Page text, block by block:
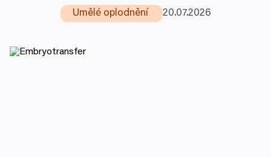
Umělé oplodnění 20.07.2026